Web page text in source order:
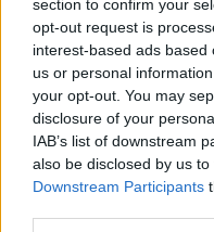
section to confirm your
opt-out request is
interest-based ads
us or personal
your opt-out. You may
disclosure of your
IAB’s list of downstream
also be disclosed by us
Downstream Participants
Cómo reducir la
fin de año: